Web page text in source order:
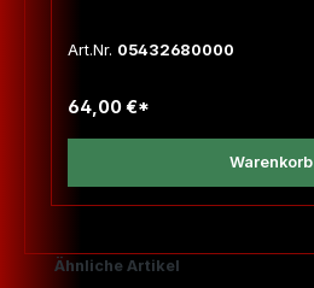
Art.Nr. 05432680000
64,00 €*
Warenkorb
Produktgalerie überspringen
Ähnliche Artikel